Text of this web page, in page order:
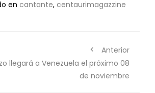
en cantante, centaurimagazzine
Anterior
llegará a Venezuela el próximo 08
de noviembre